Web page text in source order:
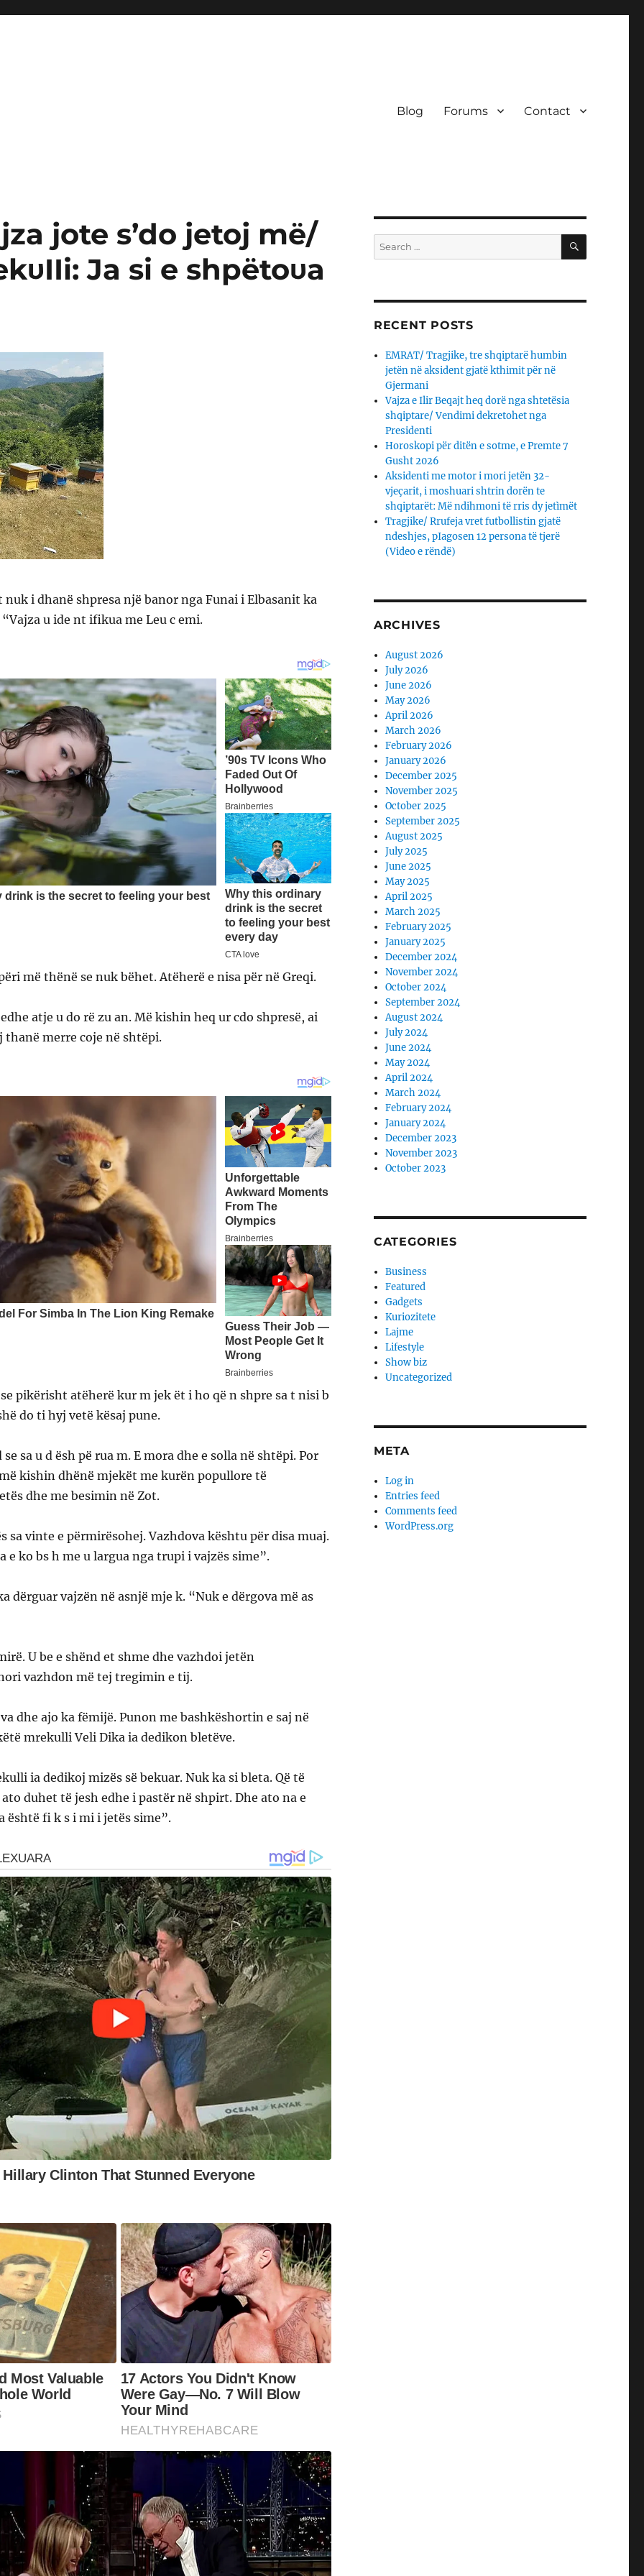
Blog Forums Contact
jote s’do jetoj më/
Ja si e shpëtoυa
nuk i dhanë shpresa një banor nga Funai i Elbasanit ka
u ide nt ifikua me Leu c emi.
më thënë se nuk bëhet. Atëherë e nisa për në Greqi.
atje u do rë zu an. Më kishin heq ur cdo shpresë, ai
thanë merre coje në shtëpi.
pikërisht atëherë kur m jek ët i ho që n shpre sa t nisi b
do ti hyj vetë kësaj pune.
sa u d ësh pë rua m. E mora dhe e solla në shtëpi. Por
kishin dhënë mjekët me kurën popullore të
dhe me besimin në Zot.
sa vinte e përmirësohej. Vazhdova kështu për disa muaj.
e ko bs h me u largua nga trupi i vajzës sime”.
dërguar vajzën në asnjë mje k. “Nuk e dërgova më as
U be e shënd et shme dhe vazhdoi jetën
vazhdon më tej tregimin e tij.
dhe ajo ka fëmijë. Punon me bashkëshortin e saj në
mrekulli Veli Dika ia dedikon bletëve.
ia dedikoj mizës së bekuar. Nuk ka si bleta. Që të
duhet të jesh edhe i pastër në shpirt. Dhe ato na e
është fi k s i mi i jetës sime”.
Search
for:
SEARCH
RECENT POSTS
EMRAT/ Tragjike, tre shqiptarë humbin
jetën në aksident gjatë kthimit për në
Gjermani
Vajza e Ilir Beqajt heq dorë nga shtetësia
shqiptare/ Vendimi dekretohet nga
Presidenti
Horoskopi për ditën e sotme, e Premte 7
Gusht 2026
Aksidenti me motor i mori jetën 32-
vjeçarit, i moshuari shtrin dorën te
shqiptarët: Më ndihmoni të rris dy jetìmët
Tragjike/ Rrufeja vret futbollistin gjatë
ndeshjes, pIagosen 12 persona të tjerë
(Video e rëndë)
ARCHIVES
August 2026
July 2026
June 2026
May 2026
April 2026
March 2026
February 2026
January 2026
December 2025
November 2025
October 2025
September 2025
August 2025
July 2025
June 2025
May 2025
April 2025
March 2025
February 2025
January 2025
December 2024
November 2024
October 2024
September 2024
August 2024
July 2024
June 2024
May 2024
April 2024
March 2024
February 2024
January 2024
December 2023
November 2023
October 2023
CATEGORIES
Business
Featured
Gadgets
Kuriozitete
Lajme
Lifestyle
Show biz
Uncategorized
META
Log in
Entries feed
Comments feed
WordPress.org